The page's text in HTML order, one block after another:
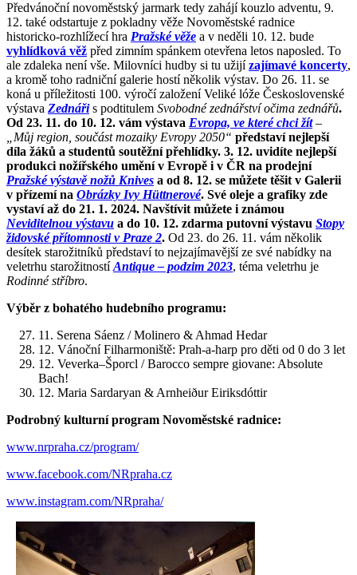
Předvánoční novoměstský jarmark tedy zahájí kouzlo adventu, 9.
12. také odstartuje z pokladny věže Novoměstské radnice
historicko-rozhlížecí hra Pražské věže a v neděli 10. 12. bude
vyhlídková věž před zimním spánkem otevřena letos naposled. To
ale zdaleka není vše. Milovníci hudby si tu užijízajímavé koncerty,
a kromě toho radniční galerie hostí několik výstav. Do 26. 11. se
koná u příležitosti 100. výročí založení Veliké lóže Československé
výstava Zednářis podtitulem Svobodné zednářství očima zednářů.
Od 23. 11. do 10. 12. vám výstava Evropa, ve které chci žít –
„Můj region, součást mozaiky Evropy 2050“ představí nejlepší
díla žáků a studentů soutěžní přehlídky. 3. 12. uvidíte nejlepší
produkci nožířského umění v Evropě i v ČR na prodejní
Pražské výstavě nožů Knives a od 8. 12. se můžete těšit v Galerii
v přízemí na Obrázky Ivy Hüttnerové. Své oleje a grafiky zde
vystaví až do 21. 1. 2024. Navštívit můžete i známou
Neviditelnou výstavu a do 10. 12. zdarma putovní výstavu Stopy
židovské přítomnosti v Praze 2. Od 23. do 26. 11. vám několik
desítek starožitníků představí to nejzajímavější ze své nabídky na
veletrhu starožitnostíAntique – podzim 2023, téma veletrhu je
Rodinné stříbro.
Výběr z bohatého hudebního programu:
11. Serena Sáenz / Molinero & Ahmad Hedar
12. Vánoční Filharmoniště: Prah-a-harp pro děti od 0 do 3 let
12. Veverka–Šporcl / Barocco sempre giovane: Absolute
Bach!
12. Maria Sardaryan & Arnheiður Eiriksdóttir
Podrobný kulturní program Novoměstské radnice:
www.nrpraha.cz/program/
www.facebook.com/NRpraha.cz
www.instagram.com/NRpraha/